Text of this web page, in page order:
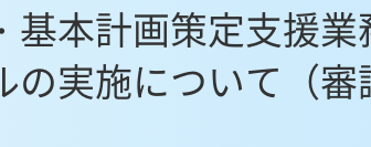
基本計画策定支援業
の実施について（審